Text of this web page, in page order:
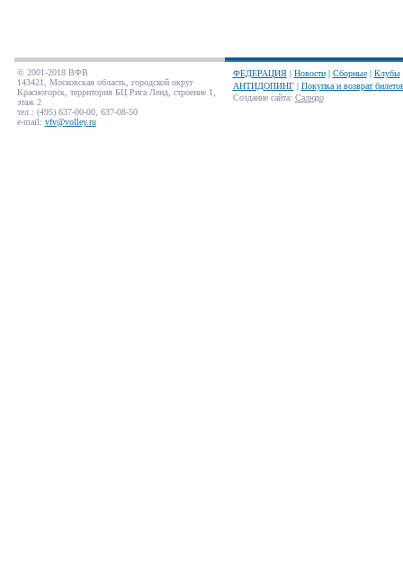
© 2001-2018 ВФВ
143421, Московская область, городской округ
Красногорск, территория БЦ Рига Ленд, строение 1,
этаж 2
тел.: (495) 637-00-00, 637-08-50
e-mail: vfv@volley.ru
ФЕДЕРАЦИЯ| Новости| Сборные| Клубы
АНТИДОПИНГ| Покупка и возврат
Создание сайта: Салюдо